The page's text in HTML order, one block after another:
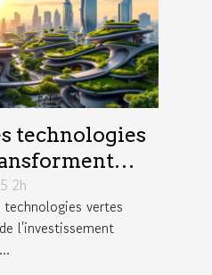
technologies
immobilier
?
2h
technologies vertes
l'investissement